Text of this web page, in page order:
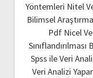
Yöntemleri Nitel
Bilimsel
Pdf Nicel
Sınıflandırılması
Spss ile Veri
Veri Analizi